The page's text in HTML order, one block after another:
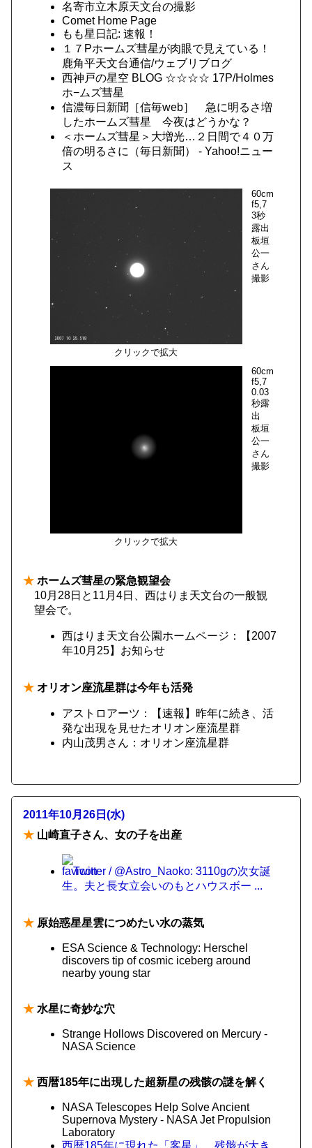
名寄市立木原天文台の撮影
Comet Home Page
もも星日記: 速報！
１７Pホームズ彗星が肉眼で見えている！
鹿角平天文台通信/ウェブリブログ
西神戸の星空 BLOG ☆☆☆☆ 17P/Holmes
ホ−ムズ彗星
信濃毎日新聞［信毎web］ 急に明るさ増
したホームズ彗星 今夜はどうかな？
＜ホームズ彗星＞大増光…２日間で４０万
倍の明るさに（毎日新聞） - Yahoo!ニュー
ス
クリックで拡大
60cm
f5,7
3秒
露出
板垣
公一
さん
撮影
クリックで拡大
60cm
f5,7
0.03
秒露
出
板垣
公一
さん
撮影
★ ホームズ彗星の緊急観望会
10月28日と11月4日、西はりま天文台の一般観
望会で。
西はりま天文台公園ホームページ：【2007
年10月25】お知らせ
★ オリオン座流星群は今年も活発
アストロアーツ：【速報】昨年に続き、活
発な出現を見せたオリオン座流星群
内山茂男さん：オリオン座流星群
2011年10月26日(水)
★ 山崎直子さん、女の子を出産
Twitter / @Astro_Naoko: 3110gの次女誕
生。夫と長女立会いのもとハウスボー ...
★ 原始惑星星雲につめたい水の蒸気
ESA Science & Technology: Herschel
discovers tip of cosmic iceberg around
nearby young star
★ 水星に奇妙な穴
Strange Hollows Discovered on Mercury -
NASA Science
★ 西暦185年に出現した超新星の残骸の謎を解く
NASA Telescopes Help Solve Ancient
Supernova Mystery - NASA Jet Propulsion
Laboratory
西暦185年に現れた「客星」、残骸が大き